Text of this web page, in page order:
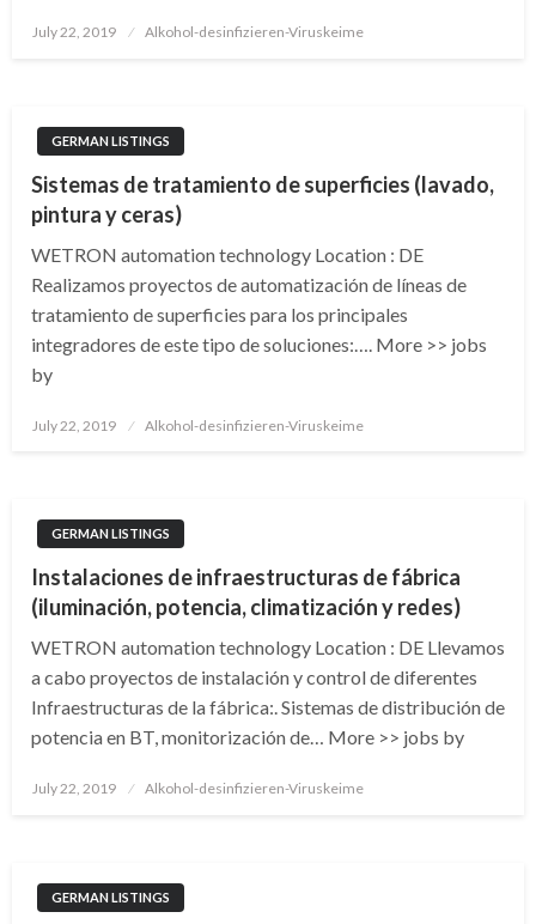
Posted
July 22, 2019 Alkohol-desinfizieren-Viruskeime
GERMAN LISTINGS
Sistemas de tratamiento de superficies (lavado,
pintura y ceras)
WETRON automation technology Location : DE
Realizamos proyectos de automatización de líneas de
tratamiento de superficies para los principales
integradores de este tipo de soluciones:…. More >> jobs
by
Posted
July 22, 2019 Alkohol-desinfizieren-Viruskeime
GERMAN LISTINGS
Instalaciones de infraestructuras de fábrica
(iluminación, potencia, climatización y redes)
WETRON automation technology Location : DE Llevamos
a cabo proyectos de instalación y control de diferentes
Infraestructuras de la fábrica:. Sistemas de distribución de
potencia en BT, monitorización de… More >> jobs by
Posted
July 22, 2019 Alkohol-desinfizieren-Viruskeime
GERMAN LISTINGS